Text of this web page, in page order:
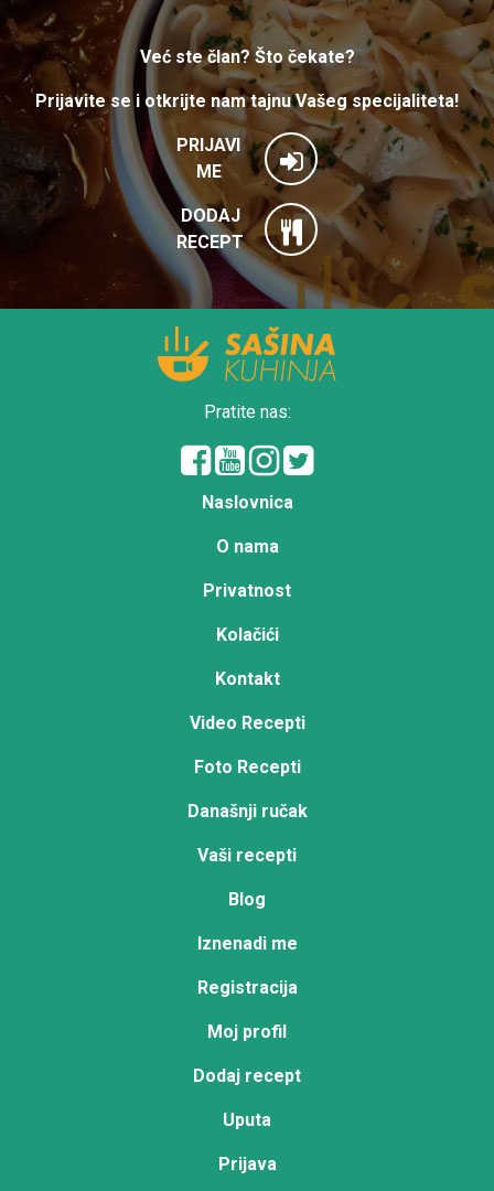
Već ste član? Što čekate?
Prijavite se i otkrijte nam tajnu Vašeg specijaliteta!
PRIJAVI
ME
DODAJ
RECEPT
Pratite nas:
Naslovnica
O nama
Privatnost
Kolačići
Kontakt
Video Recepti
Foto Recepti
Današnji ručak
Vaši recepti
Blog
Iznenadi me
Registracija
Moj profil
Dodaj recept
Uputa
Prijava